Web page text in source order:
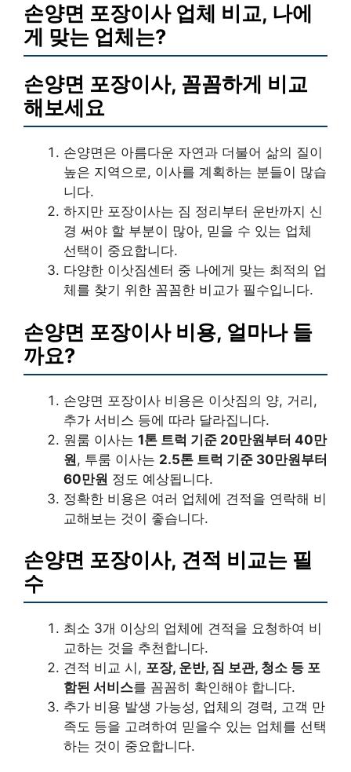
손양면 포장이사 업체 비교, 나에
게 맞는 업체는?
손양면 포장이사, 꼼꼼하게 비교
해보세요
손양면은 아름다운 자연과 더불어 삶의 질이
높은 지역으로, 이사를 계획하는 분들이 많습
니다.
하지만 포장이사는 짐 정리부터 운반까지 신
경 써야 할 부분이 많아, 믿을 수 있는 업체
선택이 중요합니다.
다양한 이삿짐센터 중 나에게 맞는 최적의 업
체를 찾기 위한 꼼꼼한 비교가 필수입니다.
손양면 포장이사 비용, 얼마나 들
까요?
손양면 포장이사 비용은 이삿짐의 양, 거리,
추가 서비스 등에 따라 달라집니다.
원룸 이사는 1톤 트럭 기준 20만원부터 40만
원, 투룸 이사는 2.5톤 트럭 기준 30만원부터
60만원 정도 예상됩니다.
정확한 비용은 여러 업체에 견적을 연락해 비
교해보는 것이 좋습니다.
손양면 포장이사, 견적 비교는 필
수
최소 3개 이상의 업체에 견적을 요청하여 비
교하는 것을 추천합니다.
견적 비교 시, 포장, 운반, 짐 보관, 청소 등 포
함된 서비스를 꼼꼼히 확인해야 합니다.
추가 비용 발생 가능성, 업체의 경력, 고객 만
족도 등을 고려하여 믿을수 있는 업체를 선택
하는 것이 중요합니다.